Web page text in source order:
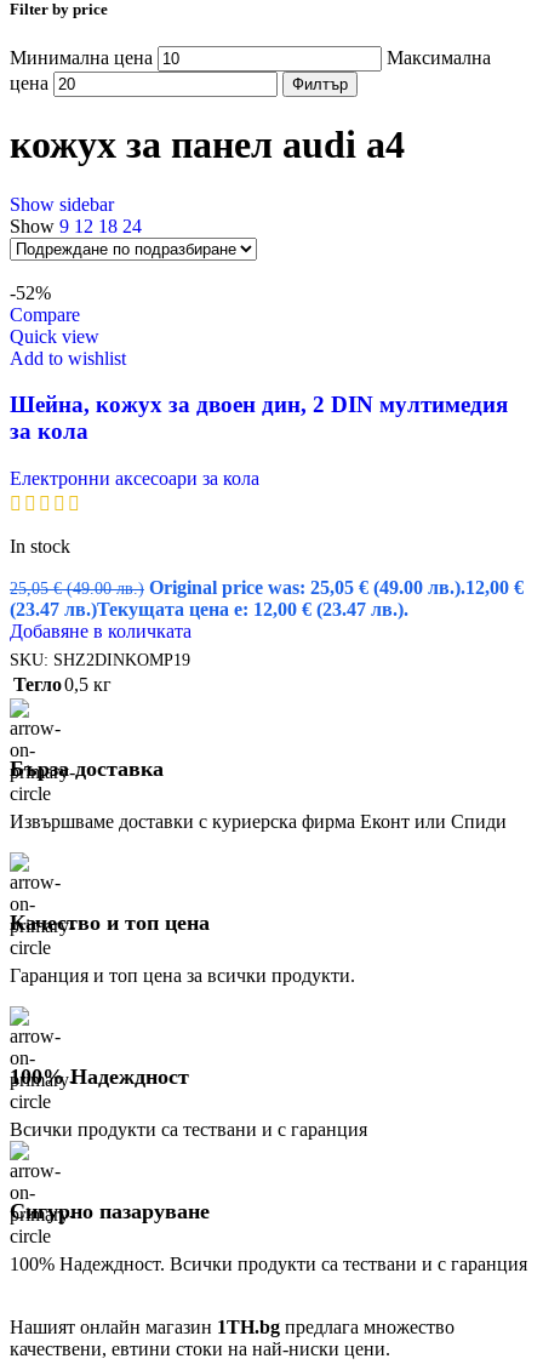
Filter by price
Минимална цена
Максимална
цена
Филтър
кожух за панел audi a4
Show sidebar
Show 9 12 18 24
-52%
Compare
Quick view
Add to wishlist
Шейна, кожух за двоен дин, 2 DIN мултимедия
за кола
Електронни аксесоари за кола
In stock
25,05€ (49.00 лв.) Original price was: 25,05 € (49.00 лв.).12,00 €
(23.47 лв.)Текущата цена е: 12,00 € (23.47 лв.).
Добавяне в количката
SKU: SHZ2DINKOMP19
Тегло0,5 кг
Бърза доставка
Извършваме доставки с куриерска фирма Еконт или Спиди
Качество и топ цена
Гаранция и топ цена за всички продукти.
100% Надеждност
Всички продукти са тествани и с гаранция
Сигурно пазаруване
100% Надеждност. Всички продукти са тествани и с гаранция
Нашият онлайн магазин 1TH.bg предлага множество
качествени, евтини стоки на най-ниски цени.